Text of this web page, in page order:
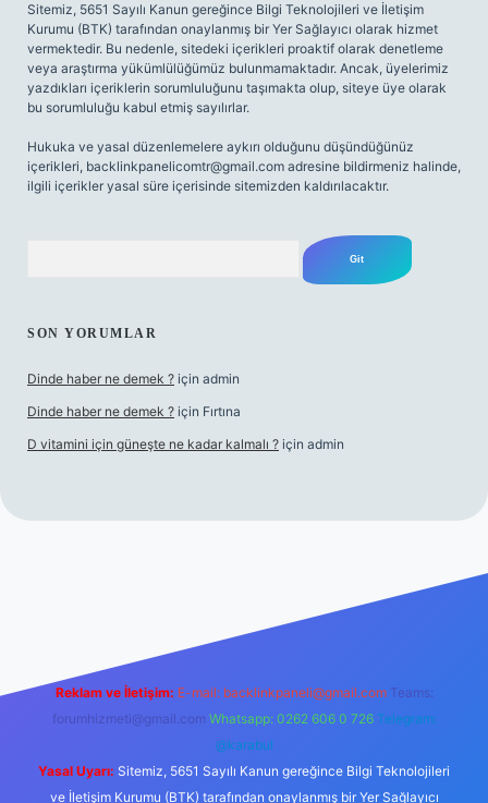
Sitemiz, 5651 Sayılı Kanun gereğince Bilgi Teknolojileri ve İletişim
Kurumu (BTK) tarafından onaylanmış bir Yer Sağlayıcı olarak hizmet
vermektedir. Bu nedenle, sitedeki içerikleri proaktif olarak denetleme
veya araştırma yükümlülüğümüz bulunmamaktadır. Ancak, üyelerimiz
yazdıkları içeriklerin sorumluluğunu taşımakta olup, siteye üye olarak
bu sorumluluğu kabul etmiş sayılırlar.
Hukuka ve yasal düzenlemelere aykırı olduğunu düşündüğünüz
içerikleri, backlinkpanelicomtr@gmail.com adresine bildirmeniz halinde,
ilgili içerikler yasal süre içerisinde sitemizden kaldırılacaktır.
SON YORUMLAR
Dinde haber ne demek ? için admin
Dinde haber ne demek ? için Fırtına
D vitamini için güneşte ne kadar kalmalı ? için admin
Reklam ve İletişim: E-mail: backlinkpaneli@gmail.com Teams:
forumhizmeti@gmail.com Whatsapp: 0262 606 0 726 Telegram:
@karabul
Yasal Uyarı: Sitemiz, 5651 Sayılı Kanun gereğince Bilgi Teknolojileri
ve İletişim Kurumu (BTK) tarafından onaylanmış bir Yer Sağlayıcı